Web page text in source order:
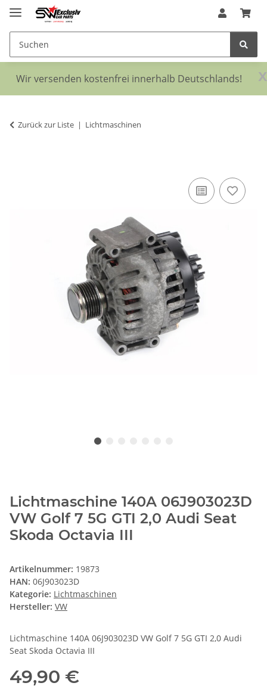
x
Wir versenden kostenfrei innerhalb Deutschlands!
Zurück zur Liste Lichtmaschinen
Lichtmaschine 140A 06J903023D
VW Golf 7 5G GTI 2,0 Audi Seat
Skoda Octavia III
Artikelnummer: 19873
HAN: 06J903023D
Kategorie: Lichtmaschinen
Hersteller: VW
Lichtmaschine 140A 06J903023D VW Golf 7 5G GTI 2,0 Audi
Seat Skoda Octavia III
49,90 €